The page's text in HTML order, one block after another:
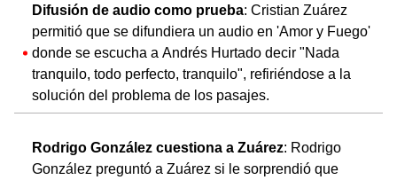
Difusión de audio como prueba: Cristian Zuárez
permitió que se difundiera un audio en 'Amor y Fuego'
donde se escucha a Andrés Hurtado decir "Nada
tranquilo, todo perfecto, tranquilo", refiriéndose a la
solución del problema de los pasajes.
Rodrigo González cuestiona a Zuárez: Rodrigo
González preguntó a Zuárez si le sorprendió que